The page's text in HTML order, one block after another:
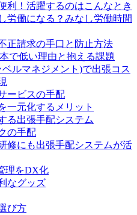
利！活躍するのはこんなとき
労働になる？みなし労働時間
正請求の手口と防止方法
で低い理由と抱える課題
ルマネジメント)で出張コス
ービスの手配
一元化するメリット
る出張手配システム
の手配
修にも出張手配システムが活
理をDX化
なグッズ
び方